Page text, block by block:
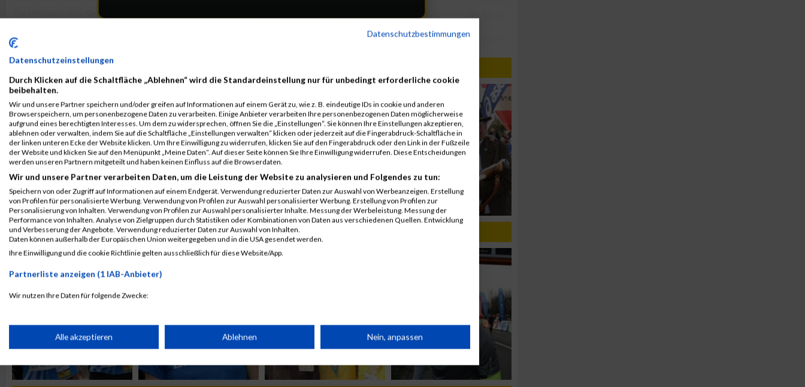
ALBUM BOREALIS LINZ DONAU MARATHON - STRECKE / 03.04.2016
ALBUM BOREALIS LINZ DONAU MARATHON - START / 03.04.2016
Datenschutzbestimmungen
Datenschutzeinstellungen
Durch Klicken auf die Schaltfläche „Ablehnen“ wird die Standardeinstellung nur für unbedingt erforderliche cookie
beibehalten.
Wir und unsere Partner speichern und/oder greifen auf Informationen auf einem Gerät zu, wie z. B. eindeutige IDs in cookie und anderen
Browserspeichern, um personenbezogene Daten zu verarbeiten. Einige Anbieter verarbeiten Ihre personenbezogenen Daten möglicherweise
aufgrund eines berechtigten Interesses. Um dem zu widersprechen, öffnen Sie die „Einstellungen“. Sie können Ihre Einstellungen akzeptieren,
ablehnen oder verwalten, indem Sie auf die Schaltfläche „Einstellungen verwalten“ klicken oder jederzeit auf die Fingerabdruck-Schaltfläche in
der linken unteren Ecke der Website klicken. Um Ihre Einwilligung zu widerrufen, klicken Sie auf den Fingerabdruck oder den Link in der Fußzeile
der Website und klicken Sie auf den Menüpunkt „Meine Daten“. Auf dieser Seite können Sie Ihre Einwilligung widerrufen. Diese Entscheidungen
werden unseren Partnern mitgeteilt und haben keinen Einfluss auf die Browserdaten.
Wir und unsere Partner verarbeiten Daten, um die Leistung der Website zu analysieren und Folgendes zu tun:
Speichern von oder Zugriff auf Informationen auf einem Endgerät. Verwendung reduzierter Daten zur Auswahl von Werbeanzeigen. Erstellung
von Profilen für personalisierte Werbung. Verwendung von Profilen zur Auswahl personalisierter Werbung. Erstellung von Profilen zur
Personalisierung von Inhalten. Verwendung von Profilen zur Auswahl personalisierter Inhalte. Messung der Werbeleistung. Messung der
Performance von Inhalten. Analyse von Zielgruppen durch Statistiken oder Kombinationen von Daten aus verschiedenen Quellen. Entwicklung
und Verbesserung der Angebote. Verwendung reduzierter Daten zur Auswahl von Inhalten.
Daten können außerhalb der Europäischen Union weitergegeben und in die USA gesendet werden.
Ihre Einwilligung und die cookie Richtlinie gelten ausschließlich für diese Website/App.
Partnerliste anzeigen (1 IAB-Anbieter)
Wir nutzen Ihre Daten für folgende Zwecke:
Speichern von oder Zugriff auf Informationen auf einem Endgerät
Verwendung reduzierter Daten zur Auswahl von Werbeanzeigen
Alle akzeptieren Ablehnen Nein, anpassen